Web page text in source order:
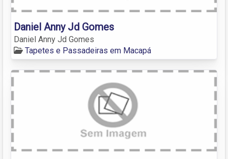
Daniel Anny Jd Gomes
Daniel Anny Jd Gomes
Tapetes e Passadeiras em Macapá